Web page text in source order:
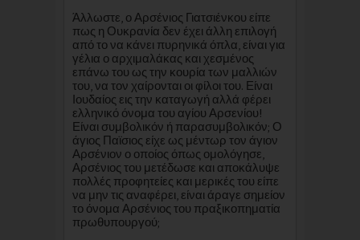
Άλλωστε, ο Αρσένιος Γιατσιένκου είπε
πως η Ουκρανία δεν έχει άλλη επιλογή
από το να κάνει πυρηνικά όπλα, είναι για
γέλια ο αρχιμαλάκας και χεσμένος
επάνω του ως την κουρία των μαλλιών
του, να τον χαίρονται οι φίλοι του. Είναι
Ιουδαίος εις την καταγωγή αλλά φέρει
ελληνικό όνομα του αγίου Αρσενίου!
Είναι συμβολικόν ή παρασυμβολικόν; Ο
άγιος Παϊσιος είχε ως μέντωρ τον άγιον
Αρσένιον ο οποίος όπως ομολόγησε,
Αρσένιος του μετέδωσε και αποκάλυψε
πολλές προφητείες και μερικές του είπε
να μην τις αναφέρει, είναι άραγε σημείον
το όνομα Αρσένιος του πραξικοπηματία
πρωθυπουργού;